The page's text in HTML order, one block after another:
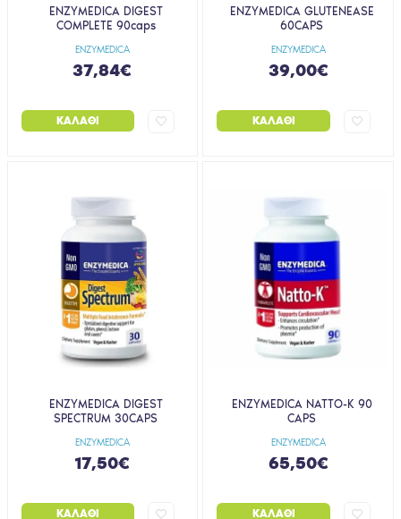
ENZYMEDICA
ENZYMEDICA DIGEST
COMPLETE 90caps
37,84€
ΚΑΛΆΘΙ
ENZYMEDICA
ENZYMEDICA GLUTENEASE
60CAPS
39,00€
ΚΑΛΆΘΙ
ENZYMEDICA
ENZYMEDICA DIGEST
SPECTRUM 30CAPS
17,50€
ΚΑΛΆΘΙ
ENZYMEDICA
ENZYMEDICA NATTO-K 90
CAPS
65,50€
ΚΑΛΆΘΙ